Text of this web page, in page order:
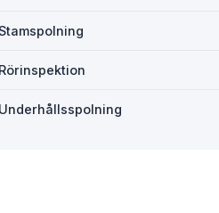
Rörinspektion
Underhållsspolning